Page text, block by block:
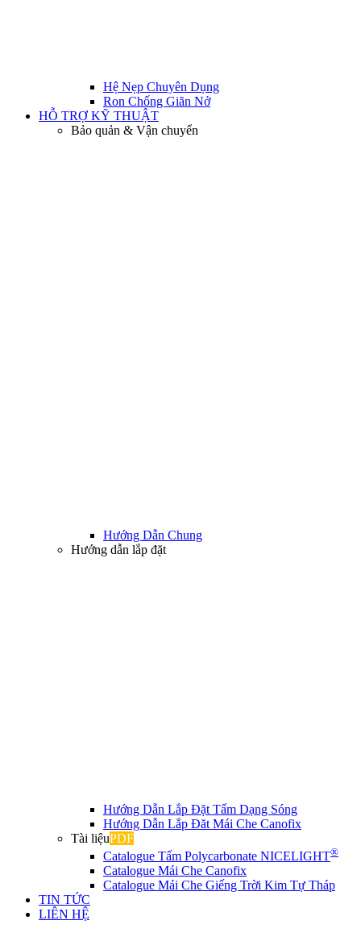
Hệ Nẹp Chuyên Dụng
Ron Chống Giãn Nở
HỖ TRỢ KỸ THUẬT
Bảo quản & Vận chuyển
Hướng Dẫn Chung
Hướng dẫn lắp đặt
Hướng Dẫn Lắp Đặt Tấm Dạng Sóng
Hướng Dẫn Lắp Đăt Mái Che Canofix
Tài liệuPDF
Catalogue Tấm Polycarbonate NICELIGHT®
Catalogue Mái Che Canofix
Catalogue Mái Che Giếng Trời Kim Tự Tháp
TIN TỨC
LIÊN HỆ